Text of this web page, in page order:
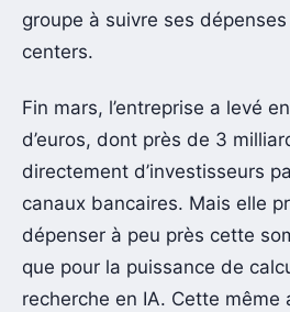
groupe à suivre ses
centers.
Fin mars, l’entreprise a levé
d’euros, dont près de 3
directement d’investisseurs
canaux bancaires. Mais elle
dépenser à peu près cette
que pour la puissance de
recherche en IA. Cette même